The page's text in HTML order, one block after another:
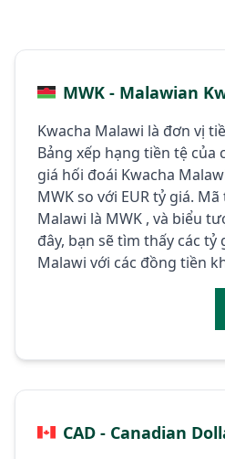
MWK - Malawian
Kwacha Malawi là đơn vị
Bảng xếp hạng tiền tệ của
giá hối đoái Kwacha
MWK so với EUR tỷ giá.
Malawi là MWK , và biểu
đây, bạn sẽ tìm thấy các tỷ
Malawi với các đồng tiền
CAD - Canadian